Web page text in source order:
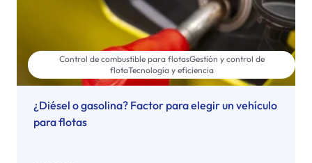
Control de combustible para flotasGestión y control de
flotaTecnología y eficiencia
¿Diésel o gasolina? Factor para elegir un vehículo
para flotas